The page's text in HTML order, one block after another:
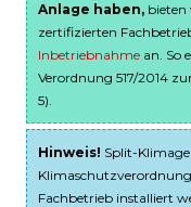
Anlage haben, bieten
zertifizierten
Inbetriebnahme an. So
Verordnung 517/2014
5).
Hinweis! Split-
Fachbetrieb installiert